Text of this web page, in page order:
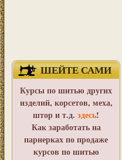
ШЕЙТЕ САМИ
Курсы по шитью других
изделий, корсетов, меха,
штор и т.д. здесь!
Как заработать на
парнерках по продаже
курсов по шитью